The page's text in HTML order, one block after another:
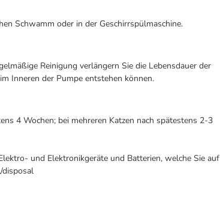
Schwamm oder in der Geschirrspülmaschine.
Reinigung verlängern Sie die Lebensdauer der
Inneren der Pumpe entstehen können.
4 Wochen; bei mehreren Katzen nach spätestens 2-3
und Elektronikgeräte und Batterien, welche Sie auf